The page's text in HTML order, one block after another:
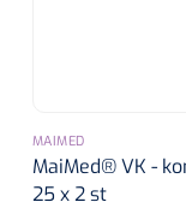
MAIMED
MaiMed® VK -
25 x 2 st